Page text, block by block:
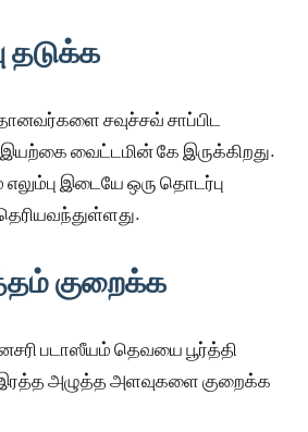
தடுக்க
சவுச்சவ் சாப்பிட
வைட்டமின் கே இருக்கிறது.
இடையே ஒரு தொடர்பு
குறைக்க
படாஸீயம் தெவயை பூர்த்தி
இரத்த அழுத்த அளவுகளை குறைக்க